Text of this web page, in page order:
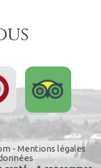
- Mentions légales